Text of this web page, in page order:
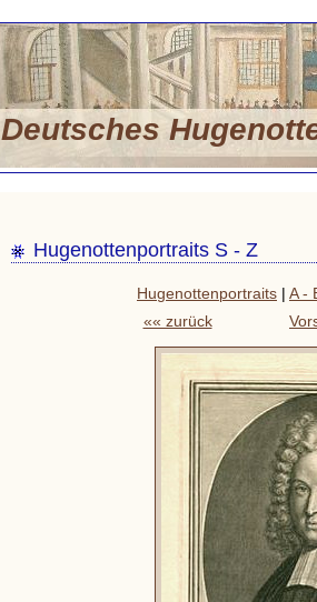
Deutsches
Hugenottenportraits S - Z
Hugenottenportraits
A -
«« zurück